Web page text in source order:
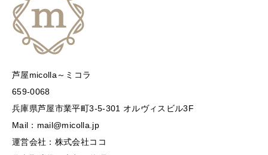
芦屋micolla～ミコラ
659-0068
兵庫県芦屋市業平町3-5-301 オルヴィスビル3F
Mail：mail@micolla.jp
運営会社：株式会社ココ